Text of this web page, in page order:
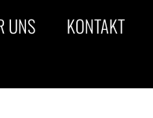
UNS KONTAKT